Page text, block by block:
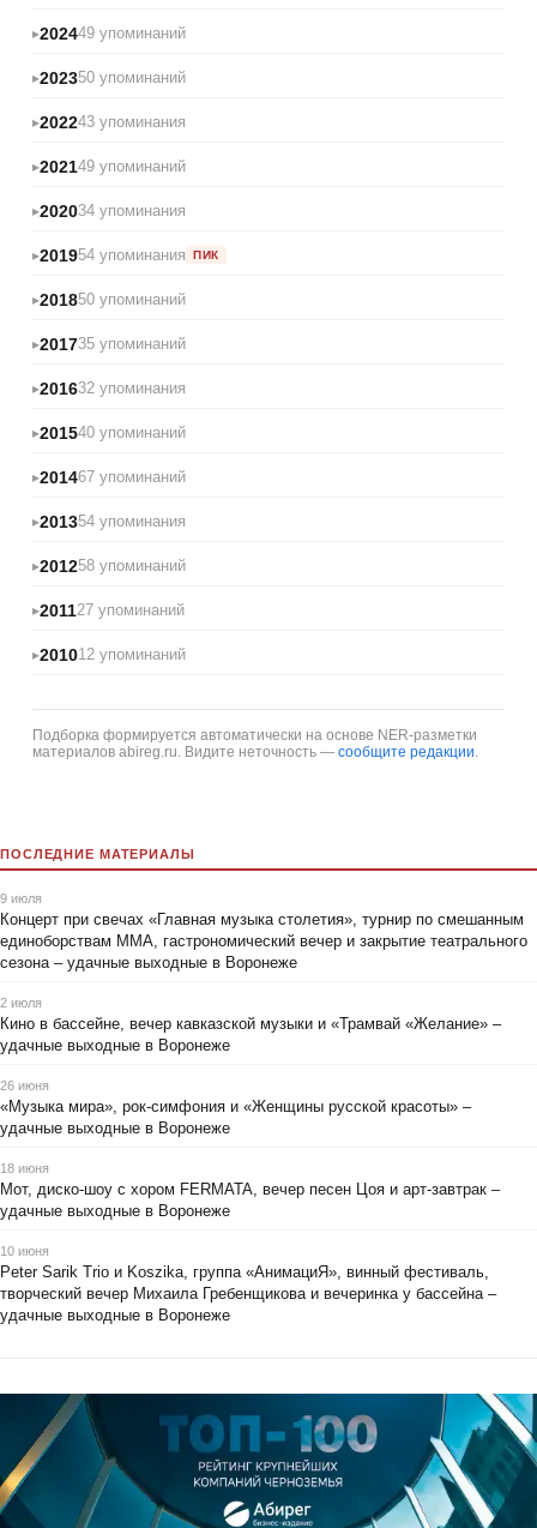
202449 упоминаний
202350 упоминаний
202243 упоминания
202149 упоминаний
202034 упоминания
201954 упоминания ПИК
201850 упоминаний
201735 упоминаний
201632 упоминания
201540 упоминаний
201467 упоминаний
201354 упоминания
201258 упоминаний
201127 упоминаний
201012 упоминаний
Подборка формируется автоматически на основе NER-разметки
материалов abireg.ru. Видите неточность — сообщите редакции
ПОСЛЕДНИЕ МАТЕРИАЛЫ
9 июля
Концерт при свечах «Главная музыка столетия», турнир по смешанным
единоборствам ММА, гастрономический вечер и закрытие театрального
сезона – удачные выходные в Воронеже
2 июля
Кино в бассейне, вечер кавказской музыки и «Трамвай «Желание» –
удачные выходные в Воронеже
26 июня
«Музыка мира», рок-симфония и «Женщины русской красоты» –
удачные выходные в Воронеже
18 июня
Мот, диско-шоу с хором FERMATA, вечер песен Цоя и арт-завтрак –
удачные выходные в Воронеже
10 июня
Peter Sarik Trio и Koszika, группа «АнимациЯ», винный фестиваль,
творческий вечер Михаила Гребенщикова и вечеринка у бассейна –
удачные выходные в Воронеже